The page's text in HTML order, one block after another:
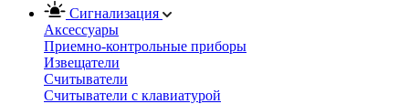
Сигнализация
Аксессуары
Приемно-контрольные приборы
Извещатели
Считыватели
Cчитыватели с клавиатурой